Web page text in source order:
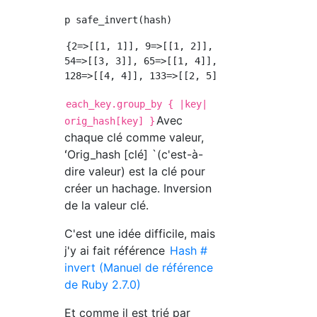
{2=>[[1, 1]], 9=>[[1, 2]], 16=>[[2, 2]],
54=>[[3, 3]], 65=>[[1, 4]], 72=>[[2, 4]],
each_key.group_by { |key|
orig_hash[key] }Avec
chaque clé comme valeur,
ʻOrig_hash [clé] `(c'est-à-
dire valeur) est la clé pour
créer un hachage. Inversion
de la valeur clé.
C'est une idée difficile, mais
j'y ai fait référence Hash #
invert (Manuel de référence
de Ruby 2.7.0)
Et comme il est trié par